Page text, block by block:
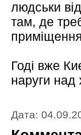
людськи
там, де
Годі вже
наруги
Дата: